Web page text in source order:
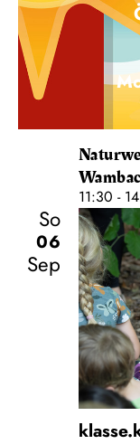
11:30 -
So
06
Sep